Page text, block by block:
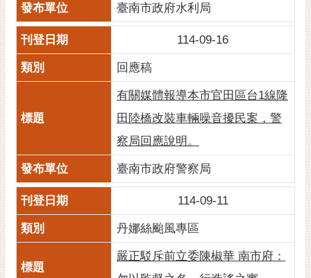
日
本
語
隱
及
全
政
策
網
站
資
料
臺南市政府水利局
114-09-16
回應稿
有關媒體報導本市官田區台1線隆
田陸橋改裝車輛噪音擾民案，警
察局回應說明。
臺南市政府警察局
114-09-11
丹娜絲颱風專區
嚴正駁斥前立委陳椒華 南市府：